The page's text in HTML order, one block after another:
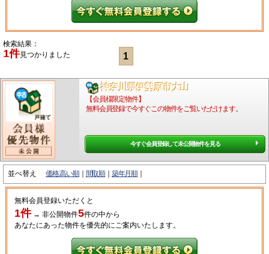
検索結果：
1件見つかりました 1
神奈川県伊勢原市大山
【会員様限定物件】
無料会員登録で今すぐこの物件をご覧いただけます。
今すぐ会員登録して未公開物件を見る
並べ替え 価格:高い順 間取順 築年月順
無料会員登録いただくと
1件→ 非公開物件5件の中から
あなたにあった物件を優先的にご案内いたします。